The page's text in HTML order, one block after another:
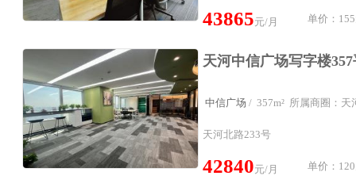
43865元/月 单价：155
中信广场 / 357m² 所属商圈：天
天河北路233号
42840元/月 单价：120